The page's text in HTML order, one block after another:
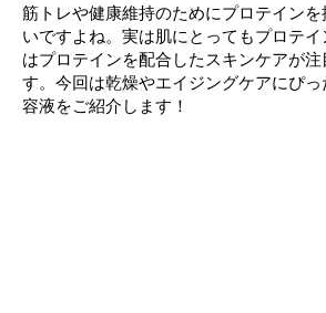
筋トレや健康維持のためにプロテイン
いですよね。実は肌にとってもプロテ
はプロテインを配合したスキンケアが
す。今回は乾燥やエイジングケアにぴ
容液をご紹介します！